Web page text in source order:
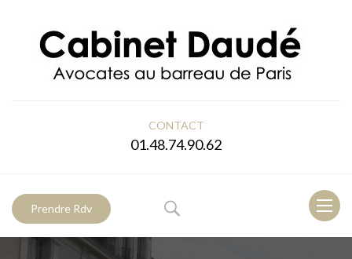
CONTACT
01.48.74.90.62
Toggle
Prendre Rdv